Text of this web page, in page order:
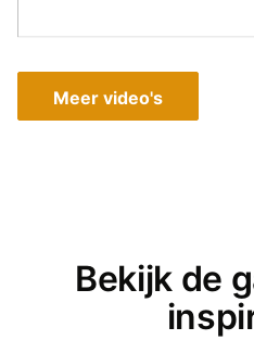
Meer video's
Bekijk de